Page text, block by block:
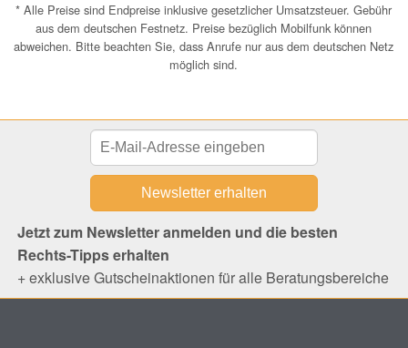
* Alle Preise sind Endpreise inklusive gesetzlicher Umsatzsteuer. Gebühr
aus dem deutschen Festnetz. Preise bezüglich Mobilfunk können
abweichen. Bitte beachten Sie, dass Anrufe nur aus dem deutschen Netz
möglich sind.
Jetzt zum Newsletter anmelden und die besten
Rechts-Tipps erhalten
+ exklusive Gutscheinaktionen für alle Beratungsbereiche